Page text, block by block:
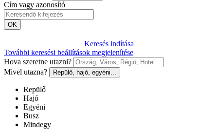
Cím vagy azonosító
OK
Keresés indítása
További keresési beállítások megjelenítése
Hova szeretne utazni?
Mivel utazna?
Repülő, hajó, egyéni...
Repülő
Hajó
Egyéni
Busz
Mindegy